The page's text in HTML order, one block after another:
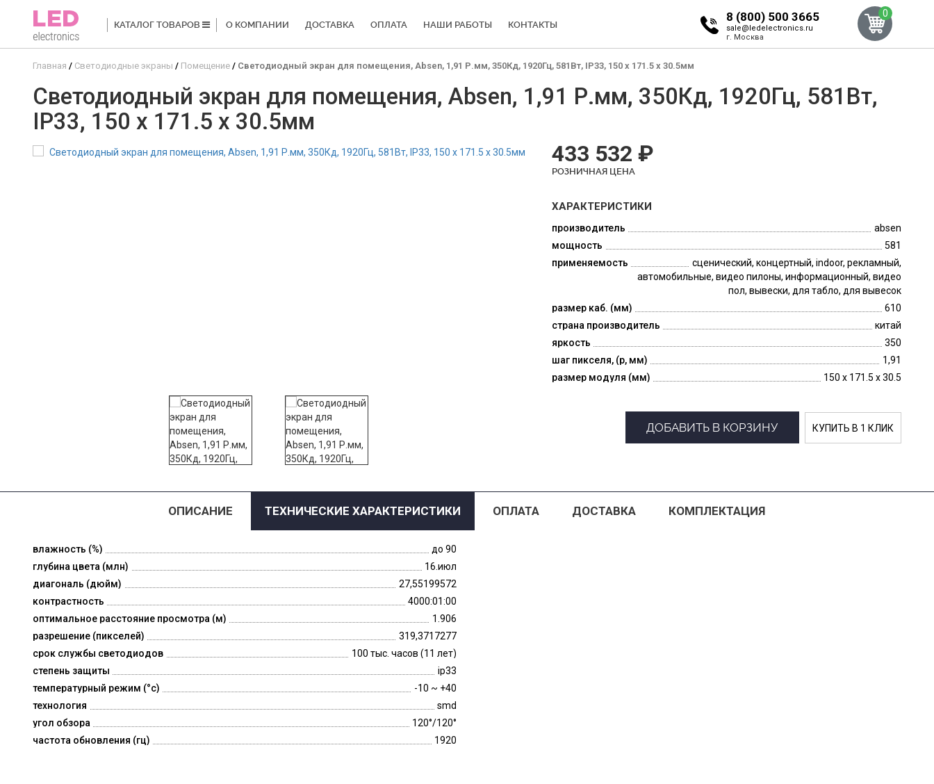
КАТАЛОГ ТОВАРОВ О КОМПАНИИ ДОСТАВКА ОПЛАТА НАШИ РАБОТЫ КОНТАКТЫ
8 (800) 500 3665
sale@ledelectronics.ru
г. Москва
0
Главная Светодиодные экраны Помещение Светодиодный экран для помещения, Absen, 1,91 Р.мм, 350Кд, 1920Гц, 581Вт, IP33, 150 x 171.5 x 30.5мм
Светодиодный экран для помещения, Absen, 1,91 Р.мм, 350Кд, 1920Гц, 581Вт,
IP33, 150 x 171.5 x 30.5мм
433 532 ₽
РОЗНИЧНАЯ ЦЕНА
ХАРАКТЕРИСТИКИ
производитель
absen
мощность
581
применяемость
сценический, концертный, indoor, рекламный,
автомобильные, видео пилоны, информационный, видео
пол, вывески, для табло, для вывесок
размер каб. (мм)
610
страна производитель
китай
яркость
350
шаг пикселя, (p, мм)
1,91
размер модуля (мм)
150 x 171.5 x 30.5
ДОБАВИТЬ В КОРЗИНУ КУПИТЬ В 1 КЛИК
ОПИСАНИЕ ТЕХНИЧЕСКИЕ ХАРАКТЕРИСТИКИ ОПЛАТА ДОСТАВКА КОМПЛЕКТАЦИЯ
влажность (%)
до 90
глубина цвета (млн)
16.июл
диагональ (дюйм)
27,55199572
контрастность
4000:01:00
оптимальное расстояние просмотра (м)
1.906
разрешение (пикселей)
319,3717277
срок службы светодиодов
100 тыс. часов (11 лет)
степень защиты
ip33
температурный режим (°c)
-10 ~ +40
технология
smd
угол обзора
120°/120°
частота обновления (гц)
1920